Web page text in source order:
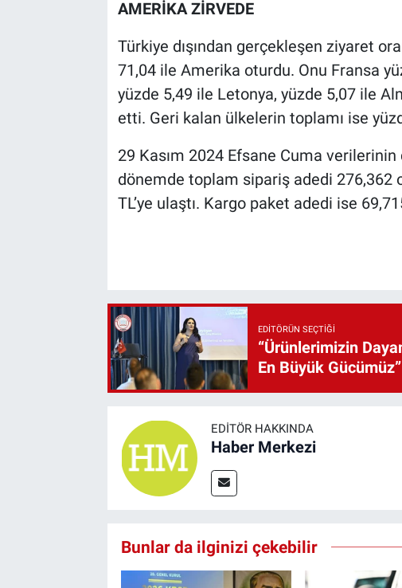
AMERİKA ZİRVEDE
Türkiye dışından gerçekleşen ziyaret
71,04 ile Amerika oturdu. Onu Fransa
yüzde 5,49 ile Letonya, yüzde 5,07 ile
etti. Geri kalan ülkelerin toplamı ise
29 Kasım 2024 Efsane Cuma verilerinin
dönemde toplam sipariş adedi 276,362
TL’ye ulaştı. Kargo paket adedi ise
EDITÖRÜN SEÇTIĞI
“Ürünlerimizin
En Büyük Gücümüz”
EDITÖR HAKKINDA
Haber Merkezi
Bunlar da ilginizi çekebilir